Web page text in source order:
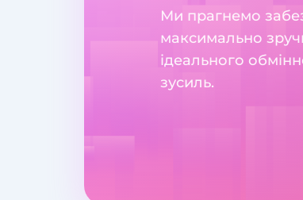
Ми прагнемо
максимально
ідеального
зусиль.